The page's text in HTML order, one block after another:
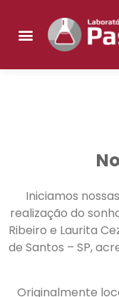
Iniciamos
realização do
Ribeiro e Laurita
de Santos – SP,
Originalmente